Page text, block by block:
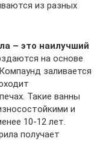
из разных
– это наилучший
на основе
заливается
Такие ванны
и
10-12 лет.
получает